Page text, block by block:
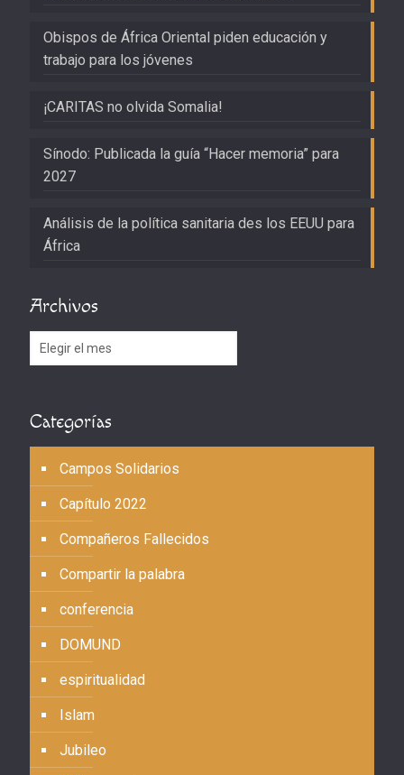
Obispos de África Oriental piden educación y
trabajo para los jóvenes
¡CARITAS no olvida Somalia!
Sínodo: Publicada la guía “Hacer memoria” para
2027
Análisis de la política sanitaria des los EEUU para
África
Archivos
Archivos
Categorías
Campos Solidarios
Capítulo 2022
Compañeros Fallecidos
Compartir la palabra
conferencia
DOMUND
espiritualidad
Islam
Jubileo